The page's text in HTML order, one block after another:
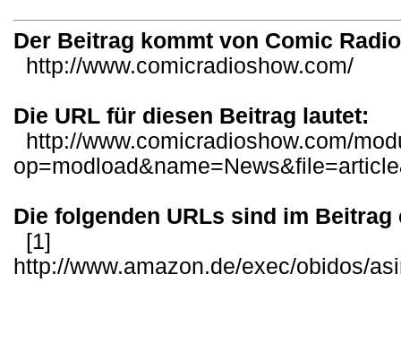
Der Beitrag kommt von Comic
http://www.comicradioshow.com/
Die URL für diesen Beitrag lautet:
http://www.comicradioshow.com/
Die folgenden URLs sind im Beitrag
[1]
http://www.amazon.de/exec/obidos/